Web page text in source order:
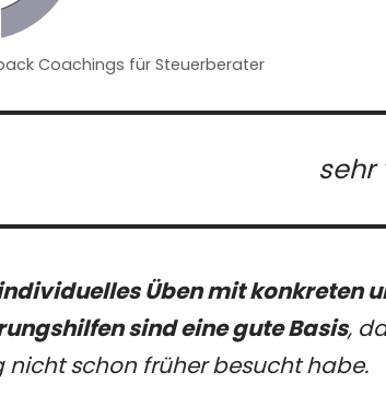
Coachings für Steuerberater
sehr
Üben mit konkreten
sind eine gute Basis,
nicht schon früher besucht habe.